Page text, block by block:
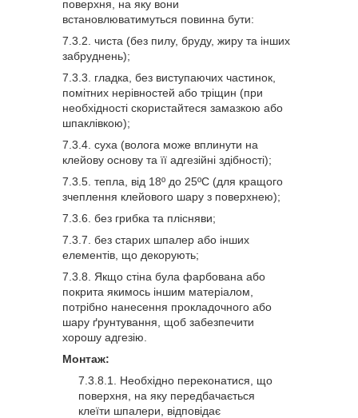
поверхня, на яку вони
встановлюватимуться повинна бути:
чиста (без пилу, бруду, жиру та інших
забруднень);
гладка, без виступаючих частинок,
помітних нерівностей або тріщин (при
необхідності скористайтеся замазкою або
шпаклівкою);
суха (волога може вплинути на
клейову основу та її адгезійні здібності);
тепла, від 18º до 25ºС (для кращого
зчеплення клейового шару з поверхнею);
без грибка та плісняви;
без старих шпалер або інших
елементів, що декорують;
Якщо стіна була фарбована або
покрита якимось іншим матеріалом,
потрібно нанесення прокладочного або
шару ґрунтування, щоб забезпечити
хорошу адгезію.
Монтаж:
Необхідно переконатися, що
поверхня, на яку передбачається
клеїти шпалери, відповідає